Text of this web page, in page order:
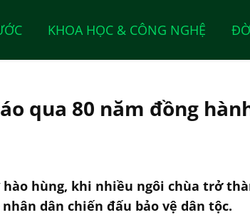
KHOA HỌC & CÔNG NGHỆ
qua 80 năm đồng
hùng, khi nhiều ngôi chùa trở
dân chiến đấu bảo vệ dân tộc.